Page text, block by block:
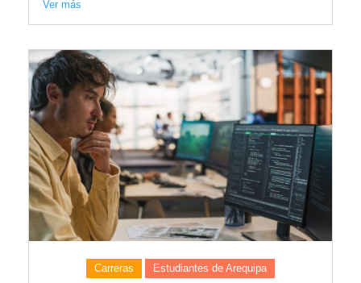
Ver más
Carreras Estudiantes de Arequipa